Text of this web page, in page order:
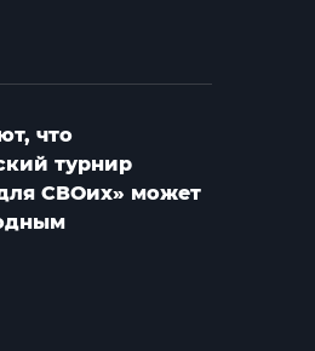
что
турнир
СВОих» может